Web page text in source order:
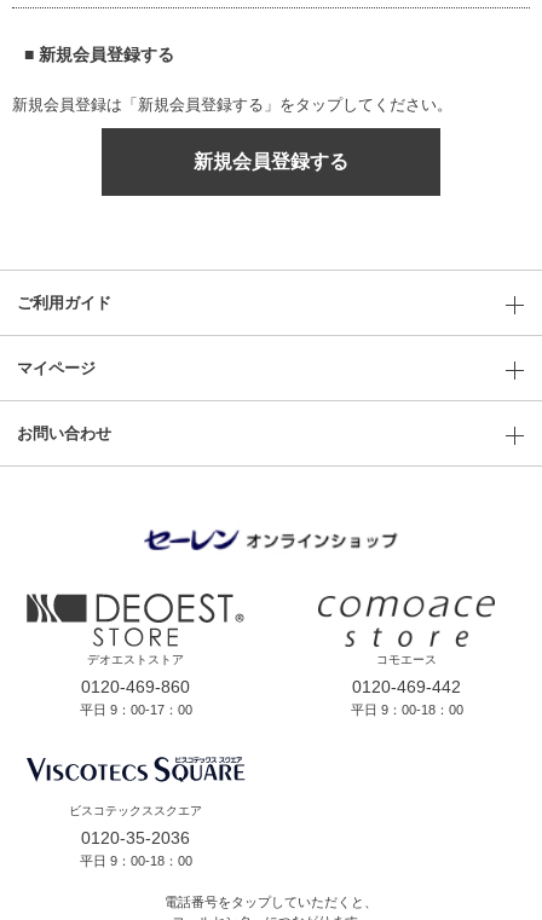
■ 新規会員登録する
新規会員登録は「新規会員登録する」をタップしてください。
新規会員登録する
ご利用ガイド
マイページ
お問い合わせ
デオエストストア
0120-469-860
平日 9：00-17：00
コモエース
0120-469-442
平日 9：00-18：00
ビスコテックススクエア
0120-35-2036
平日 9：00-18：00
電話番号をタップしていただくと、